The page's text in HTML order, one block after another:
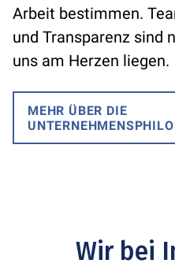
Arbeit bestimmen.
und Transparenz sind
uns am Herzen liegen.
MEHR ÜBER DIE
Wir bei